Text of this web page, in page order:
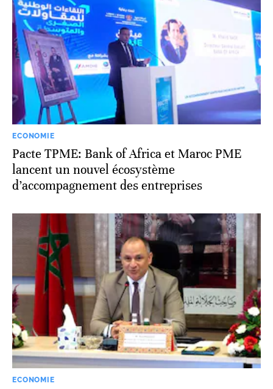
ECONOMIE
Pacte TPME: Bank of Africa et Maroc PME
lancent un nouvel écosystème
d’accompagnement des entreprises
ECONOMIE